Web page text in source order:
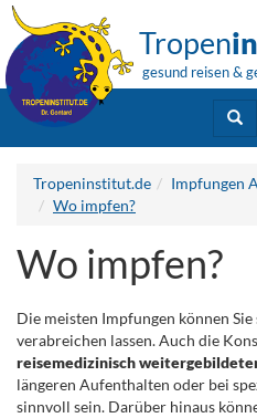
Tropen
gesund reisen &
Tropeninstitut.de Impfungen
Wo impfen?
Wo impfen?
Die meisten Impfungen können
verabreichen lassen. Auch die
reisemedizinisch
längeren Aufenthalten oder bei
sinnvoll sein. Darüber hinaus